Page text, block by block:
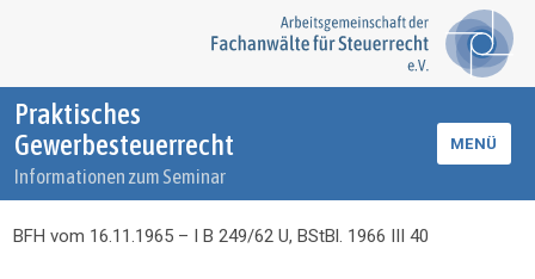
Praktisches
Gewerbesteuerrecht
Informationen zum Seminar
MENÜ
BFH vom 16.11.1965 – I B 249/62 U, BStBl. 1966 III 40